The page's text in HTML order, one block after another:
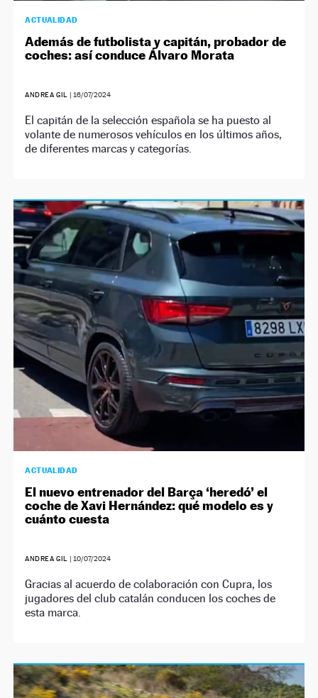
ACTUALIDAD
Además de futbolista y capitán, probador de
coches: así conduce Álvaro Morata
ANDREA GIL | 16/07/2024
El capitán de la selección española se ha puesto al
volante de numerosos vehículos en los últimos años,
de diferentes marcas y categorías.
ACTUALIDAD
El nuevo entrenador del Barça ‘heredó’ el
coche de Xavi Hernández: qué modelo es y
cuánto cuesta
ANDREA GIL | 10/07/2024
Gracias al acuerdo de colaboración con Cupra, los
jugadores del club catalán conducen los coches de
esta marca.